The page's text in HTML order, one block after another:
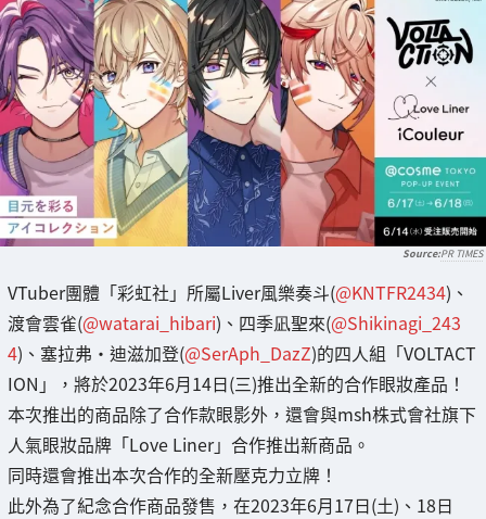
PR TIMES
VTuber團體「彩虹社」所屬Liver風樂奏斗(@KNTFR2434)、
渡會雲雀(@watarai_hibari)、四季凪聖來(@Shikinagi_243
4)、塞拉弗・迪滋加登(@SerAph_DazZ)的四人組「VOLTACT
ION」，將於2023年6月14日(三)推出全新的合作眼妝產品！
本次推出的商品除了合作款眼影外，還會與msh株式會社旗下
人氣眼妝品牌「Love Liner」合作推出新商品。
同時還會推出本次合作的全新壓克力立牌！
此外為了紀念合作商品發售，在2023年6月17日(土)、18日